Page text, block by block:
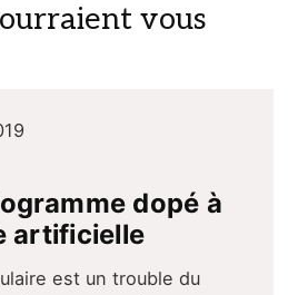
vous
dopé à
artificielle
est un trouble du